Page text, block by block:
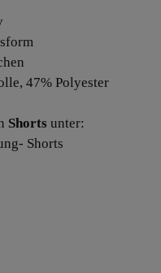
47% Polyester
Shorts unter:
Shorts